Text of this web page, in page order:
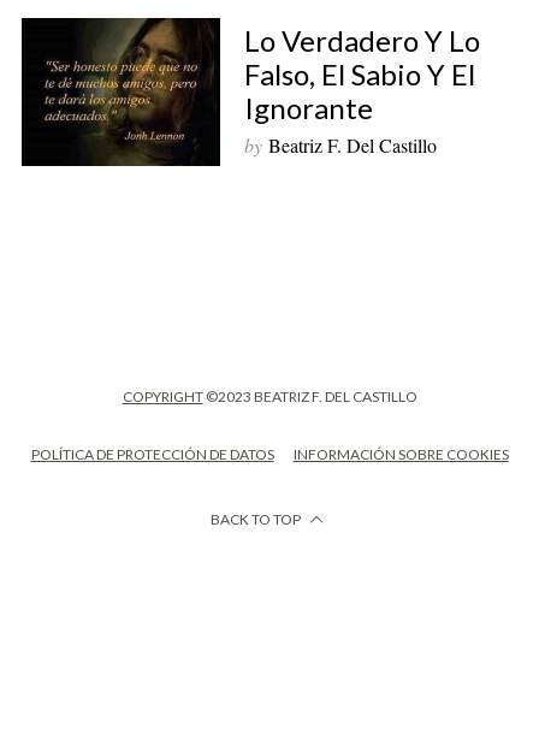
Lo Verdadero Y Lo
Falso, El Sabio Y El
Ignorante
by Beatriz F. Del Castillo
COPYRIGHT©2023 BEATRIZ F. DEL CASTILLO
POLÍTICA DE PROTECCIÓN DE DATOS INFORMACIÓN SOBRE COOKIES
BACK TO TOP